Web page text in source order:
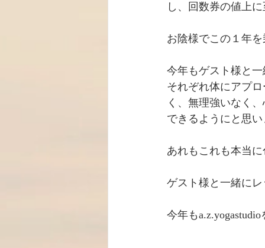
し、回数券の値上
お陰様でこの１年
今年もゲスト様と
それぞれ体にアプ
く、無理強いなく
できるようにと思
あれもこれも本当
ゲスト様と一緒に
今年も